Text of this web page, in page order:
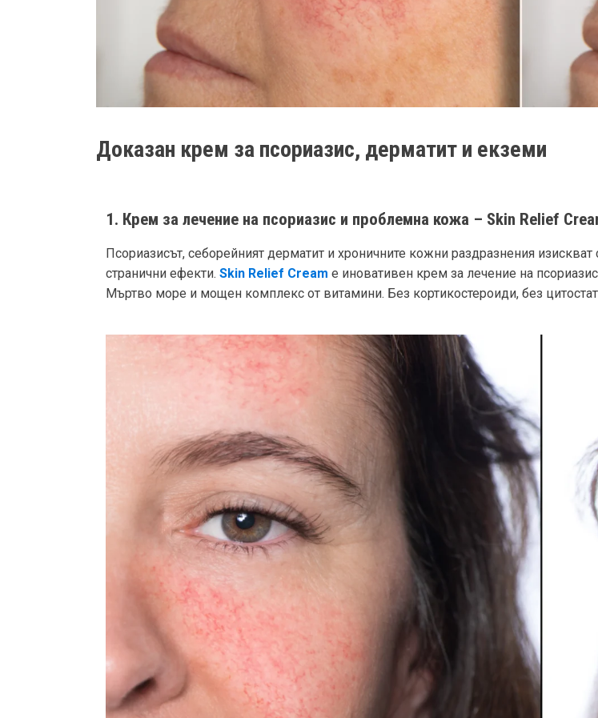
Доказан крем за псориазис, дерматит и екземи
1. Крем за лечение на псориазис и проблемна кожа – Skin Relief
Псориазисът, себорейният дерматит и хроничните кожни раздразнения
странични ефекти. Skin Relief Cream е иновативен крем за лечение на
Мъртво море и мощен комплекс от витамини. Без кортикостероиди, без